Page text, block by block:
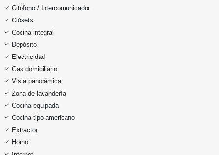
Citófono / Intercomunicador
Clósets
Cocina integral
Depósito
Electricidad
Gas domiciliario
Vista panorámica
Zona de lavandería
Cocina equipada
Cocina tipo americano
Extractor
Horno